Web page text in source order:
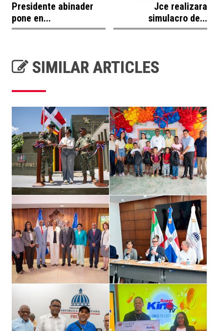
Presidente abinader
pone en...
Jce realizara
simulacro de...
SIMILAR ARTICLES